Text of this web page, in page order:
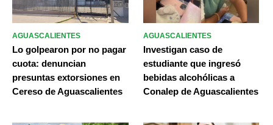
AGUASCALIENTES
Lo golpearon por no pagar
cuota: denuncian
presuntas extorsiones en
Cereso de Aguascalientes
AGUASCALIENTES
Investigan caso de
estudiante que ingresó
bebidas alcohólicas a
Conalep de Aguascalientes